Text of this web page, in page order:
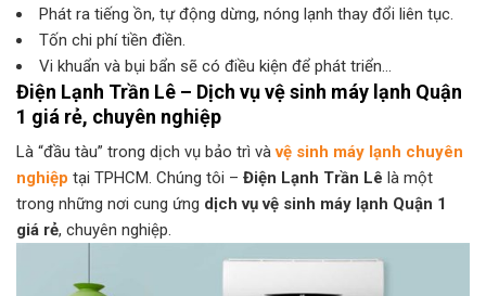
Phát ra tiếng ồn, tự động dừng, nóng lạnh thay đổi liên tục.
Tốn chi phí tiền điền.
Vi khuẩn và bụi bẩn sẽ có điều kiện để phát triển…
Điện Lạnh Trần Lê – Dịch vụ vệ sinh máy lạnh Quận
1 giá rẻ, chuyên nghiệp
Là “đầu tàu” trong dịch vụ bảo trì vàvệ sinh máy lạnh chuyên
nghiệp tại TPHCM. Chúng tôi – Điện Lạnh Trần Lê là một
trong những nơi cung ứng dịch vụ vệ sinh máy lạnh Quận 1
giá rẻ, chuyên nghiệp.